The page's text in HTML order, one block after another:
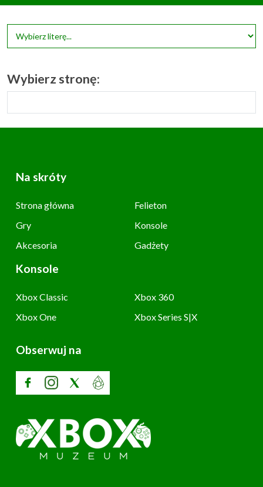
Wybierz stronę:
Na skróty
Strona główna
Felieton
Gry
Konsole
Akcesoria
Gadżety
Konsole
Xbox Classic
Xbox 360
Xbox One
Xbox Series S|X
Obserwuj na